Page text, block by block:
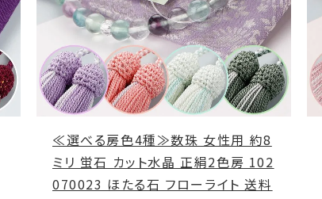
≪選べる房色4種≫数珠 女性用 約8
ミリ 蛍石 カット水晶 正絹2色房 102
070023 ほたる石 フローライト 送料